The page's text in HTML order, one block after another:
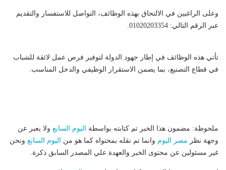
وعلى الراغبين في الالتحاق بهذه الوظائف، التواصل للاستفسار والتقديم
عبر الرقم التالي: 01020203354.
تأتي هذه الوظائف في إطار جهود الدولة لتوفير فرص عمل لائقة للشباب
في قطاع التصنيع، بما يضمن الاستقرار الوظيفي والدخل المناسب.
ملحوظة: مضمون هذا الخبر تم كتابته بواسطة اليوم السابع ولا يعبر عن
وجهة نظر مصر اليوم وانما تم نقله بمحتواه كما هو من اليوم السابع ونحن
غير مسئولين عن محتوى الخبر والعهدة علي المصدر السابق ذكرة.